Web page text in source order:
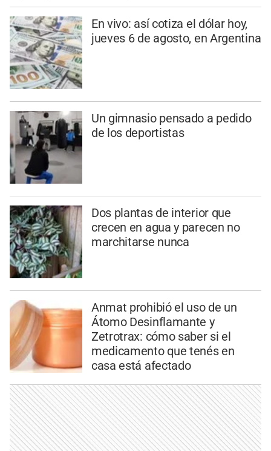
En vivo: así cotiza el dólar hoy,
jueves 6 de agosto, en Argentina
Un gimnasio pensado a pedido
de los deportistas
Dos plantas de interior que
crecen en agua y parecen no
marchitarse nunca
Anmat prohibió el uso de un
Átomo Desinflamante y
Zetrotrax: cómo saber si el
medicamento que tenés en
casa está afectado